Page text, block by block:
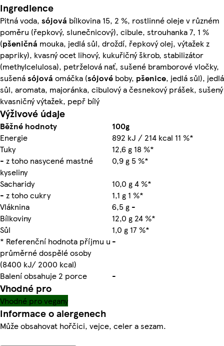
Ingredience
Pitná voda, sójová bílkovina 15, 2 %, rostlinné oleje v různém
poměru (řepkový, slunečnicový), cibule, strouhanka 7, 1 %
(pšeničná mouka, jedlá sůl, droždí, řepkový olej, výtažek z
papriky), kvasný ocet lihový, kukuřičný škrob, stabilizátor
(methylcelulosa), petrželová nať, sušené bramborové vločky,
sušenásójová omáčka (sójové boby, pšenice, jedlá sůl), jedlá
sůl, aromata, majoránka, cibulový a česnekový prášek, sušený
kvasničný výtažek, pepř bílý
Výživové údaje
Běžné hodnoty
100g
Energie
892 kJ / 214 kcal 11 %*
Tuky
12,6 g 18 %*
- z toho nasycené mastné
kyseliny
0,9 g 5 %*
Sacharidy
10,0 g 4 %*
- z toho cukry
1,1 g 1 %*
Vláknina
6,5 g -
Bílkoviny
12,0 g 24 %*
Sůl
1,0 g 17 %*
* Referenční hodnota příjmu u
průměrné dospělé osoby
(8400 kJ/ 2000 kcal)
-
Balení obsahuje 2 porce -
Vhodné pro
Vhodné pro vegany
Informace o alergenech
Může obsahovat hořčici, vejce, celer a sezam.